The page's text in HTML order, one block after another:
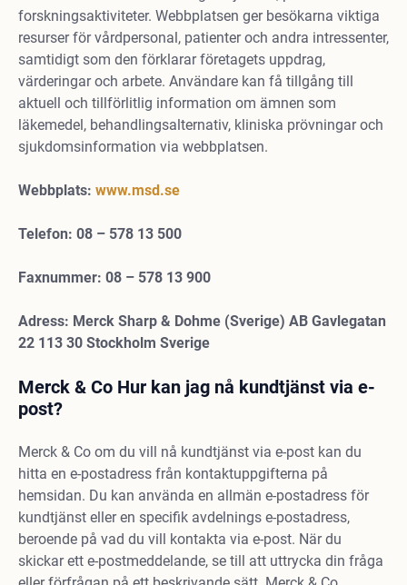
forskningsaktiviteter. Webbplatsen ger besökarna viktiga
resurser för vårdpersonal, patienter och andra intressenter,
samtidigt som den förklarar företagets uppdrag,
värderingar och arbete. Användare kan få tillgång till
aktuell och tillförlitlig information om ämnen som
läkemedel, behandlingsalternativ, kliniska prövningar och
sjukdomsinformation via webbplatsen.
Webbplats: www.msd.se
Telefon: 08 – 578 13 500
Faxnummer: 08 – 578 13 900
Adress: Merck Sharp & Dohme (Sverige) AB Gavlegatan
22 113 30 Stockholm Sverige
Merck & Co Hur kan jag nå kundtjänst via e-
post?
Merck & Co om du vill nå kundtjänst via e-post kan du
hitta en e-postadress från kontaktuppgifterna på
hemsidan. Du kan använda en allmän e-postadress för
kundtjänst eller en specifik avdelnings e-postadress,
beroende på vad du vill kontakta via e-post. När du
skickar ett e-postmeddelande, se till att uttrycka din fråga